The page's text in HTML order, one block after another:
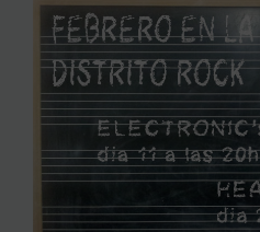
ESCUELA
PROGRAMA DE ACCESO
CENTRO SUPERIOR
FUNDACIÓN JAM